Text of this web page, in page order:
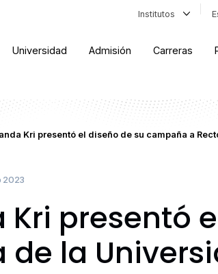
Institutos
Universidad Admisión Carreras
Kri presentó el diseño de su campaña a
2023
Kri presentó
de la